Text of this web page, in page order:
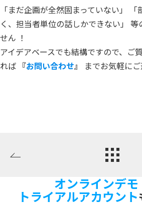
「まだ企画が全然固まっていない」
く、担当者単位の話しかできない」 等
せん ！
アイデアベースでも結構ですので、ご
れば 『お問い合わせ』 までお気軽に
オンラインデモ
トライアルアカウント